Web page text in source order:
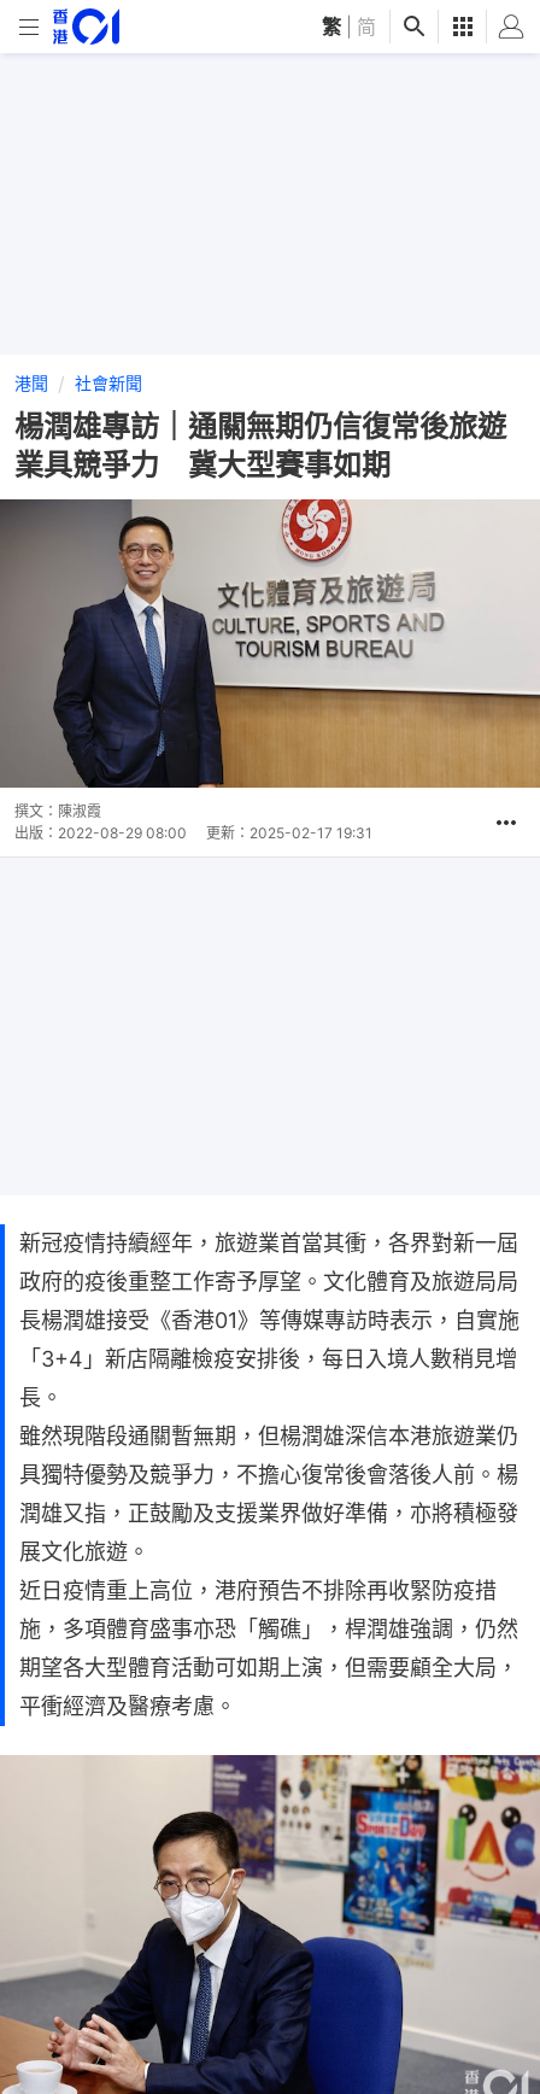
繁 简
港聞 社會新聞
楊潤雄專訪｜通關無期仍信復常後旅遊
業具競爭力 冀大型賽事如期
撰文： 陳淑霞
出版： 2022-08-29 08:00 更新： 2025-02-17 19:31
新冠疫情持續經年，旅遊業首當其衝，各界對新一屆
政府的疫後重整工作寄予厚望。文化體育及旅遊局局
長楊潤雄接受《香港01》等傳媒專訪時表示，自實施
「3+4」新店隔離檢疫安排後，每日入境人數稍見增
長。
雖然現階段通關暫無期，但楊潤雄深信本港旅遊業仍
具獨特優勢及競爭力，不擔心復常後會落後人前。楊
潤雄又指，正鼓勵及支援業界做好準備，亦將積極發
展文化旅遊。
近日疫情重上高位，港府預告不排除再收緊防疫措
施，多項體育盛事亦恐「觸礁」，桿潤雄強調，仍然
期望各大型體育活動可如期上演，但需要顧全大局，
平衝經濟及醫療考慮。